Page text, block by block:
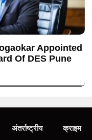
Appointed
Of DES Pune
अंतर्राष्ट्रीय क्राइम